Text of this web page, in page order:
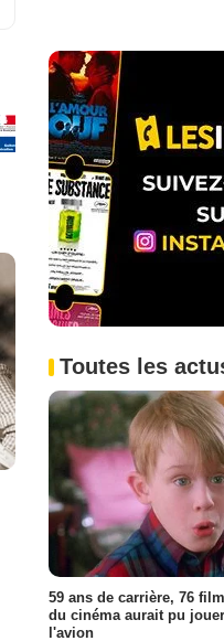
Toutes les
59 ans de carrière, 76
du cinéma aurait pu
l'avion